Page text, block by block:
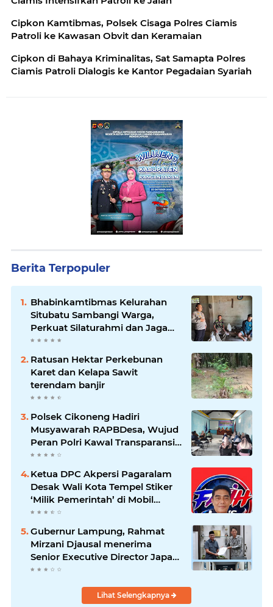
Cipkon Kamtibmas, Polsek Cisaga Polres Ciamis
Patroli ke Kawasan Obvit dan Keramaian
Cipkon di Bahaya Kriminalitas, Sat Samapta Polres
Ciamis Patroli Dialogis ke Kantor Pegadaian Syariah
Berita Terpopuler
Bhabinkamtibmas Kelurahan
Situbatu Sambangi Warga,
Perkuat Silaturahmi dan Jaga
Kondusivitas Wilayah
Ratusan Hektar Perkebunan
Karet dan Kelapa Sawit
terendam banjir
Polsek Cikoneng Hadiri
Musyawarah RAPBDesa, Wujud
Peran Polri Kawal Transparansi
dan Kamtibmas Desa
Sindangkasih
Ketua DPC Akpersi Pagaralam
Desak Wali Kota Tempel Stiker
‘Milik Pemerintah’ di Mobil
Dinas, Cegah Penyalahgunaan
Aset!
Gubernur Lampung, Rahmat
Mirzani Djausal menerima
Senior Executive Director Japan
Association for Construction
pertemuan resmiLihat Selengkapnya